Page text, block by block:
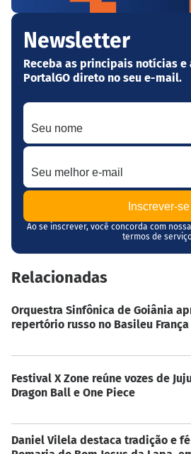
Newsletter
Receba as principais notícias e
PortalGO direto no seu e-mail.
Seu nome
Seu melhor e-mail
Ao se inscrever, você concorda com nossa
termos de
Relacionadas
Orquestra Sinfônica de Goiânia
repertório russo no Basileu França
Festival X Zone reúne vozes de
Dragon Ball e One Piece
Daniel Vilela destaca tradição e fé